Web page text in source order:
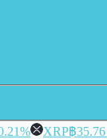
XRP฿35.76